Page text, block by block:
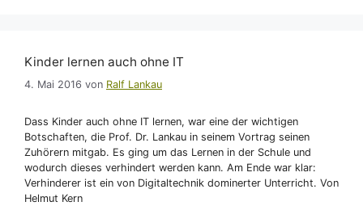
Kinder lernen auch ohne IT
4. Mai 2016 von Ralf Lankau
Dass Kinder auch ohne IT lernen, war eine der wichtigen
Botschaften, die Prof. Dr. Lankau in seinem Vortrag seinen
Zuhörern mitgab. Es ging um das Lernen in der Schule und
wodurch dieses verhindert werden kann. Am Ende war klar:
Verhinderer ist ein von Digitaltechnik dominerter Unterricht. Von
Helmut Kern